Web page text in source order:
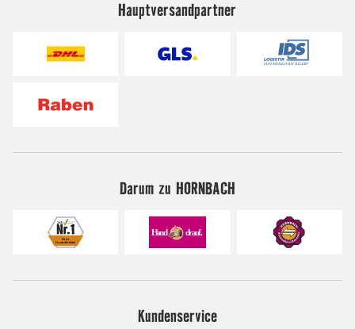
Hauptversandpartner
Darum zu HORNBACH
Kundenservice